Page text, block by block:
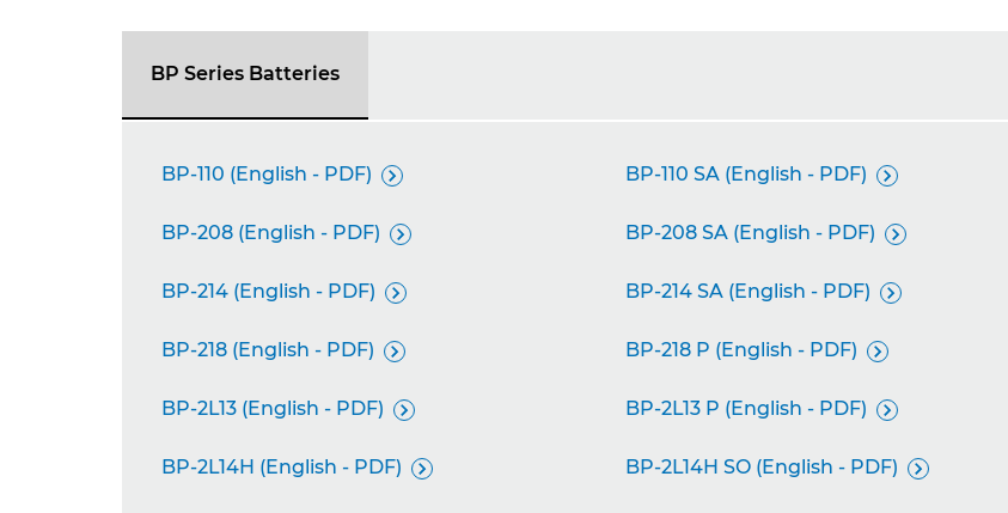
BP Series Batteries
BP-110 (English - PDF)  BP-110 SA (English - PDF) 
BP-208 (English - PDF)  BP-208 SA (English - PDF) 
BP-214 (English - PDF)  BP-214 SA (English - PDF) 
BP-218 (English - PDF)  BP-218 P (English - PDF) 
BP-2L13 (English - PDF)  BP-2L13 P (English - PDF) 
BP-2L14H (English - PDF)  BP-2L14H SO (English - PDF) 